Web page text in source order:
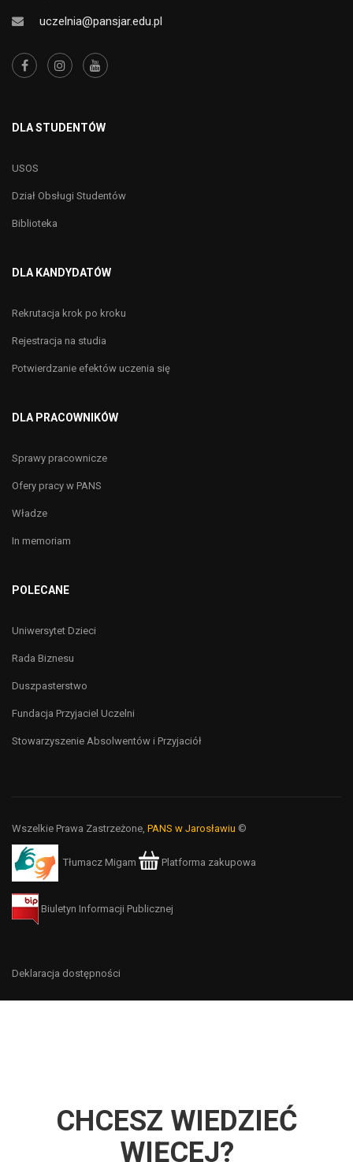
uczelnia@pansjar.edu.pl
DLA STUDENTÓW
USOS
Dział Obsługi Studentów
Biblioteka
DLA KANDYDATÓW
Rekrutacja krok po kroku
Rejestracja na studia
Potwierdzanie efektów uczenia się
DLA PRACOWNIKÓW
Sprawy pracownicze
Ofery pracy w PANS
Władze
In memoriam
POLECANE
Uniwersytet Dzieci
Rada Biznesu
Duszpasterstwo
Fundacja Przyjaciel Uczelni
Stowarzyszenie Absolwentów i Przyjaciół
Wszelkie Prawa Zastrzeżone, PANS w Jarosławiu ©
Tłumacz Migam Platforma zakupowa
Biuletyn Informacji Publicznej
Deklaracja dostępności
CHCESZ WIEDZIEĆ
WIĘCEJ?